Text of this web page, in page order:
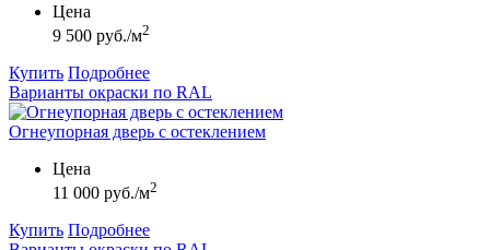
Цена
9 500 руб./м2
Купить Подробнее
Варианты окраски по RAL
Огнеупорная дверь с остеклением
Цена
11 000 руб./м2
Купить Подробнее